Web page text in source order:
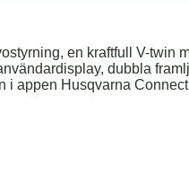
en kraftfull V-twin
dubbla
i appen Husqvarna